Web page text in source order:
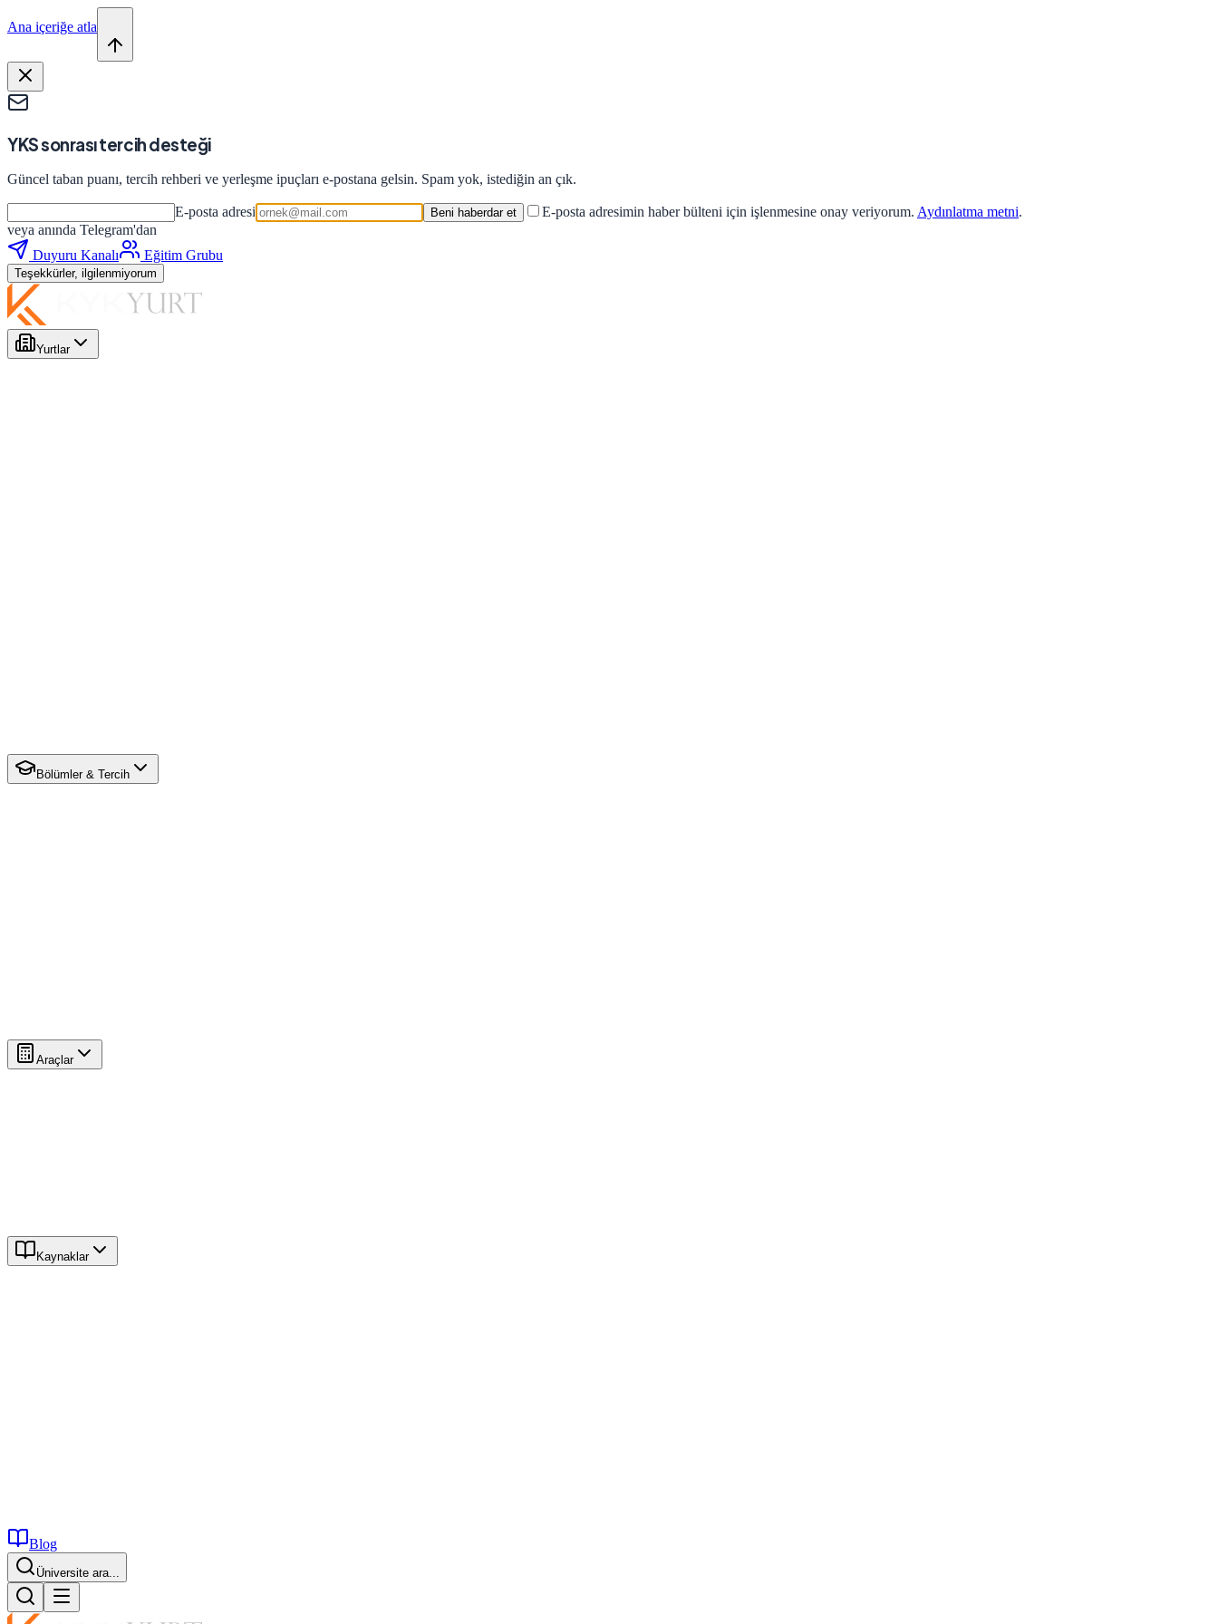
Ana içeriğe atla
YKS sonrası tercih desteği
Güncel taban puanı, tercih rehberi ve yerleşme ipuçları e-postana gelsin. Spam yok, istediğin an çık.
E-posta adresi Beni haberdar et E-posta adresimin haber bülteni için işlenmesine onay veriyorum. Aydınlatma metni.
veya anında Telegram'dan
Duyuru Kanalı
Eğitim Grubu
Teşekkürler, ilgilenmiyorum
Yurtlar
Bölümler & Tercih
Araçlar
Kaynaklar
Blog
Üniversite ara...